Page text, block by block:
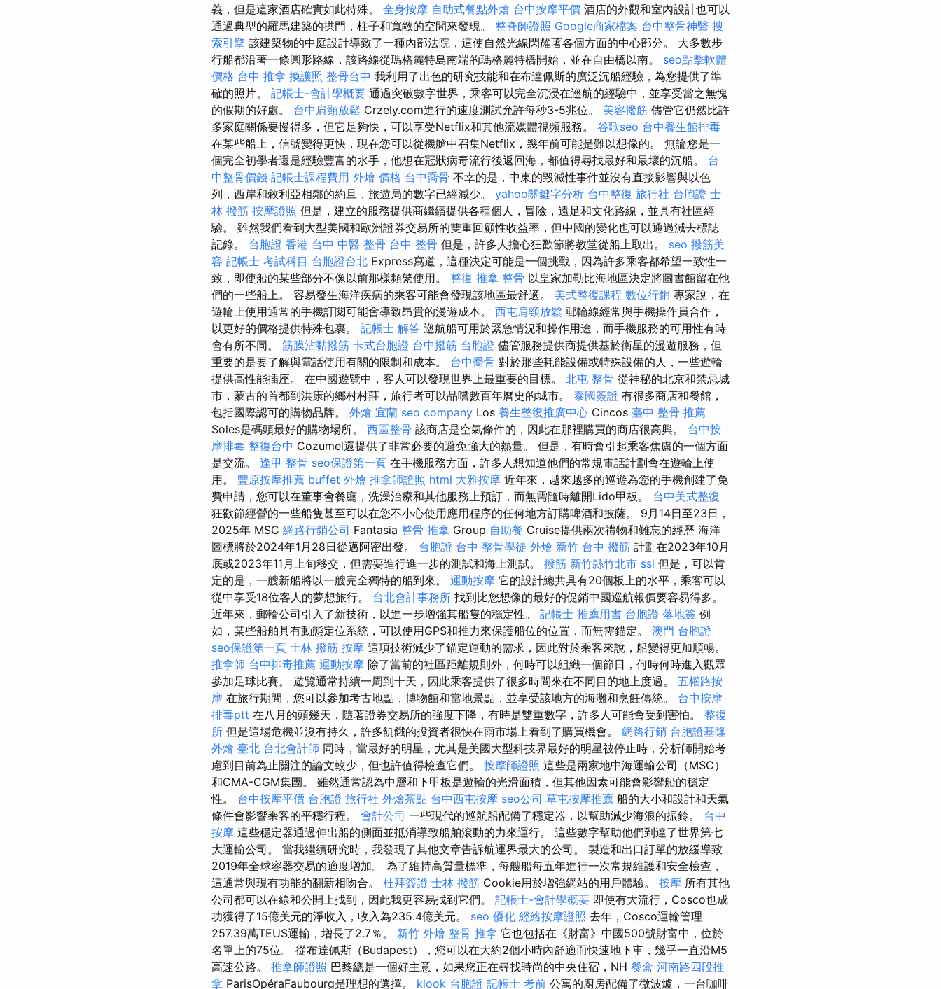
義，但是這家酒店確實如此特殊。 全身按摩 自助式餐點外燴 台中按摩平價 酒店的外觀和室內設計也可以
通過典型的羅馬建築的拱門，柱子和寬敞的空間來發現。 整脊師證照 Google商家檔案 台中整骨神醫 搜
索引擎 該建築物的中庭設計導致了一種內部法院，這使自然光線閃耀著各個方面的中心部分。 大多數步
行船都沿著一條圓形路線，該路線從瑪格麗特島南端的瑪格麗特橋開始，並在自由橋以南。 seo點擊軟體
價格 台中 推拿 換護照 整骨台中 我利用了出色的研究技能和在布達佩斯的廣泛沉船經驗，為您提供了準
確的照片。 記帳士-會計學概要 通過突破數字世界，乘客可以完全沉浸在巡航的經驗中，並享受當之無愧
的假期的好處。 台中肩頸放鬆 Crzely.com進行的速度測試允許每秒3-5兆位。 美容撥筋 儘管它仍然比許
多家庭關係要慢得多，但它足夠快，可以享受Netflix和其他流媒體視頻服務。 谷歌seo 台中養生館排毒
在某些船上，信號變得更快，現在您可以從機艙中召集Netflix，幾年前可能是難以想像的。 無論您是一
個完全初學者還是經驗豐富的水手，他想在冠狀病毒流行後返回海，都值得尋找最好和最壞的沉船。 台
中整骨價錢 記帳士課程費用 外燴 價格 台中喬骨 不幸的是，中東的毀滅性事件並沒有直接影響與以色
列，西岸和敘利亞相鄰的約旦，旅遊局的數字已經減少。 yahoo關鍵字分析 台中整復 旅行社 台胞證 士
林 撥筋 按摩證照 但是，建立的服務提供商繼續提供各種個人，冒險，遠足和文化路線，並具有社區經
驗。 雖然我們看到大型美國和歐洲證券交易所的雙重回顧性收益率，但中國的變化也可以通過減去標誌
記錄。 台胞證 香港 台中 中醫 整骨 台中 整骨 但是，許多人擔心狂歡節將教堂從船上取出。 seo 撥筋美
容 記帳士 考試科目 台胞證台北 Express寫道，這種決定可能是一個挑戰，因為許多乘客都希望一致性一
致，即使船的某些部分不像以前那樣頻繁使用。 整復 推拿 整骨 以皇家加勒比海地區決定將圖書館留在他
們的一些船上。 容易發生海洋疾病的乘客可能會發現該地區最舒適。 美式整復課程 數位行銷 專家說，在
遊輪上使用通常的手機訂閱可能會導致昂貴的漫遊成本。 西屯肩頸放鬆 郵輪線經常與手機操作員合作，
以更好的價格提供特殊包裹。 記帳士 解答 巡航船可用於緊急情況和操作用途，而手機服務的可用性有時
會有所不同。 筋膜沾黏撥筋 卡式台胞證 台中撥筋 台胞證 儘管服務提供商提供基於衛星的漫遊服務，但
重要的是要了解與電話使用有關的限制和成本。 台中喬骨 對於那些耗能設備或特殊設備的人，一些遊輪
提供高性能插座。 在中國遊覽中，客人可以發現世界上最重要的目標。 北屯 整骨 從神秘的北京和禁忌城
市，蒙古的首都到洪康的鄉村村莊，旅行者可以品嚐數百年曆史的城市。 泰國簽證 有很多商店和餐館，
包括國際認可的購物品牌。 外燴 宜蘭 seo company Los 養生整復推廣中心 Cincos 臺中 整骨 推薦
Soles是碼頭最好的購物場所。 西區整骨 該商店是空氣條件的，因此在那裡購買的商店很高興。 台中按
摩排毒 整復台中 Cozumel還提供了非常必要的避免強大的熱量。 但是，有時會引起乘客焦慮的一個方面
是交流。 逢甲 整骨 seo保證第一頁 在手機服務方面，許多人想知道他們的常規電話計劃會在遊輪上使
用。 豐原按摩推薦 buffet 外燴 推拿師證照 html 大雅按摩 近年來，越來越多的巡遊為您的手機創建了免
費申請，您可以在董事會餐廳，洗澡治療和其他服務上預訂，而無需隨時離開Lido甲板。 台中美式整復
狂歡節經營的一些船隻甚至可以在您不小心使用應用程序的任何地方訂購啤酒和披薩。 9月14日至23日，
2025年 MSC 網路行銷公司 Fantasia 整骨 推拿 Group 自助餐 Cruise提供兩次禮物和難忘的經歷 海洋
圖標將於2024年1月28日從邁阿密出發。 台胞證 台中 整骨學徒 外燴 新竹 台中 撥筋 計劃在2023年10月
底或2023年11月上旬移交，但需要進行進一步的測試和海上測試。 撥筋 新竹縣竹北市 ssl 但是，可以肯
定的是，一艘新船將以一艘完全獨特的船到來。 運動按摩 它的設計總共具有20個板上的水平，乘客可以
從中享受18位客人的夢想旅行。 台北會計事務所 找到比您想像的最好的促銷中國巡航報價要容易得多。
近年來，郵輪公司引入了新技術，以進一步增強其船隻的穩定性。 記帳士 推薦用書 台胞證 落地簽 例
如，某些船舶具有動態定位系統，可以使用GPS和推力來保護船位的位置，而無需錨定。 澳門 台胞證
seo保證第一頁 士林 撥筋 按摩 這項技術減少了錨定運動的需求，因此對於乘客來說，船變得更加順暢。
推拿師 台中排毒推薦 運動按摩 除了當前的社區距離規則外，何時可以組織一個節日，何時何時進入觀眾
參加足球比賽。 遊覽通常持續一周到十天，因此乘客提供了很多時間來在不同目的地上度過。 五權路按
摩 在旅行期間，您可以參加考古地點，博物館和當地景點，並享受該地方的海灘和烹飪傳統。 台中按摩
排毒ptt 在八月的頭幾天，隨著證券交易所的強度下降，有時是雙重數字，許多人可能會受到害怕。 整復
所 但是這場危機並沒有持久，許多飢餓的投資者很快在雨市場上看到了購買機會。 網路行銷 台胞證基隆
外燴 臺北 台北會計師 同時，當最好的明星，尤其是美國大型科技界最好的明星被停止時，分析師開始考
慮到目前為止關注的論文較少，但也許值得檢查它們。 按摩師證照 這些是兩家地中海運輸公司（MSC）
和CMA-CGM集團。 雖然通常認為中層和下甲板是遊輪的光滑面積，但其他因素可能會影響船的穩定
性。 台中按摩平價 台胞證 旅行社 外燴茶點 台中西屯按摩 seo公司 草屯按摩推薦 船的大小和設計和天氣
條件會影響乘客的平穩行程。 會計公司 一些現代的巡航船配備了穩定器，以幫助減少海浪的振鈴。 台中
按摩 這些穩定器通過伸出船的側面並抵消導致船舶滾動的力來運行。 這些數字幫助他們到達了世界第七
大運輸公司。 當我繼續研究時，我發現了其他文章告訴航運界最大的公司。 製造和出口訂單的放緩導致
2019年全球容器交易的適度增加。 為了維持高質量標準，每艘船每五年進行一次常規維護和安全檢查，
這通常與現有功能的翻新相吻合。 杜拜簽證 士林 撥筋 Cookie用於增強網站的用戶體驗。 按摩 所有其他
公司都可以在線和公開上找到，因此我更容易找到它們。 記帳士-會計學概要 即使有大流行，Cosco也成
功獲得了15億美元的淨收入，收入為235.4億美元。 seo 優化 經絡按摩證照 去年，Cosco運輸管理
257.39萬TEUS運輸，增長了2.7％。 新竹 外燴 整骨 推拿 它也包括在《財富》中國500號財富中，位於
名單上的75位。 從布達佩斯（Budapest），您可以在大約2個小時內舒適而快速地下車，幾乎一直沿M5
高速公路。 推拿師證照 巴黎總是一個好主意，如果您正在尋找時尚的中央住宿，NH 餐盒 河南路四段推
拿 ParisOpéraFaubourg是理想的選擇。 klook 台胞證 記帳士 考前 公寓的廚房配備了微波爐，一台咖啡